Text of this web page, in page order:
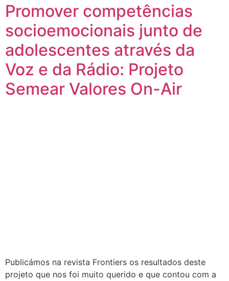
Promover competências
socioemocionais junto de
adolescentes através da
Voz e da Rádio: Projeto
Semear Valores On-Air
Publicámos na revista Frontiers os resultados deste
projeto que nos foi muito querido e que contou com a